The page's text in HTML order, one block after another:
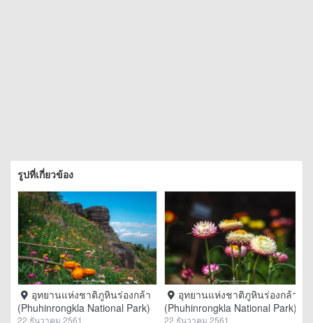
รูปที่เกี่ยวข้อง
อุทยานแห่งชาติภูหินร่องกล้า
(Phuhinrongkla National Park)
22 ธันวาคม 2561
อุทยานแห่งชาติภูหินร่องกล้า
(Phuhinrongkla National Park)
22 ธันวาคม 2561